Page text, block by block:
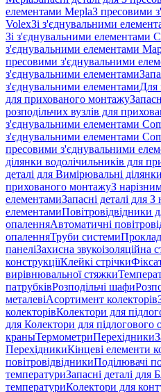
елементами MeplaЗ пресовими
VolexЗі з'єднувальними
Зі з'єднувальними елементами
з'єднувальними елементами
пресовими з'єднувальними
з'єднувальними елементами
з'єднувальними елементамиДля
для прихованого монтажу
розподільчих вузлів для
з'єднувальними елементами
з'єднувальними елементами
пресовими з'єднувальними
ділянки водолічильників для
деталі для Вимірювальні
прихованого монтажуЗ
елементамиЗапасні деталі для
елементамиПовітровідвідники
опаленняАвтоматичні
опаленняТруби системи
панеліЗахисна звукоізоляційна
конструкціїКлейкі стрічки
вирівнювальної стяжки
патрубківРозподільчі шафи
металевіАсортимент колекторів
колекторівКолектори для
для Колектори для підлогового
краныТермометриПерехідники
ПерехідникиКінцеві елементи
повітровідвідникиПоділювачі
температуриЗапасні деталі для
температуриКолектори для